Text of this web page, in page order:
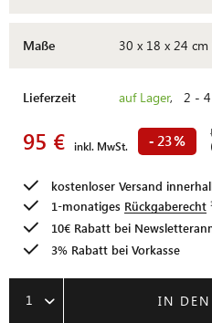
Maße 30 x 18 x 24 cm
Lieferzeit auf Lager, 2 - 4
95 € inkl. MwSt. - 23%
kostenloser Versand
1-monatiges Rückgaberecht
10€ Rabatt bei
3% Rabatt bei Vorkasse
1 IN DEN